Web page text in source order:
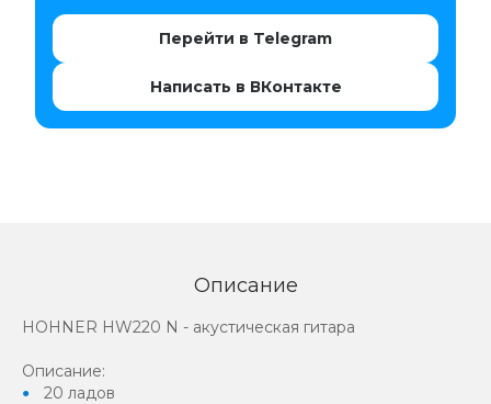
Перейти в Telegram
Написать в ВКонтакте
Описание
HOHNER HW220 N - акустическая гитара
Описание:
20 ладов